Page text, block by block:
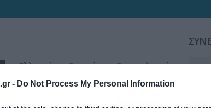
- Do Not Process My Personal Information
Ελληνική Εταιρεία Γυναικολογικής
Παρασκευή, 31 Ιανουαρίου 2025 - Κυριακή, 2